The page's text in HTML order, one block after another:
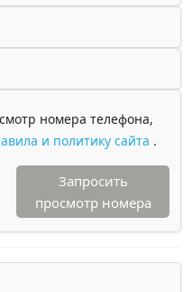
номера телефона,
и политику сайта .
Запросить
просмотр номера